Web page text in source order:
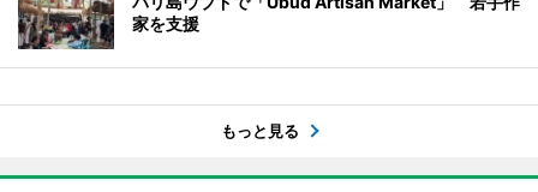
家を支援
もっと見る